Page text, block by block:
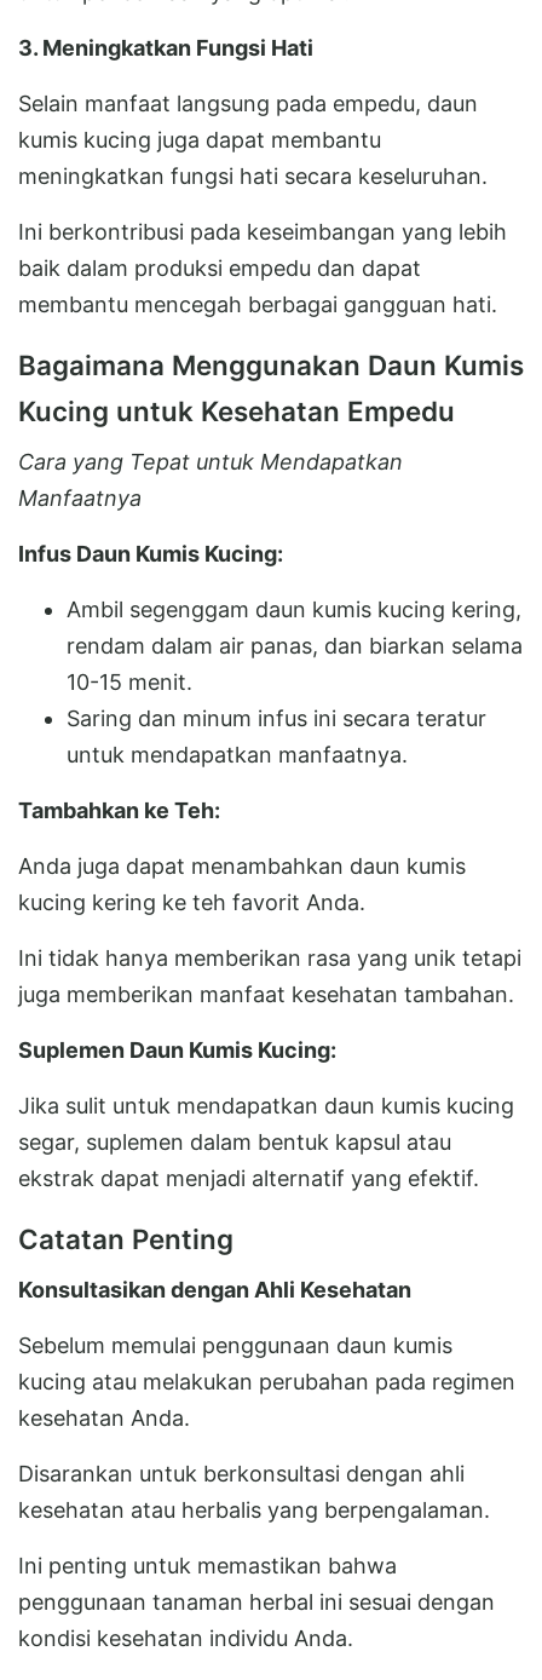
3. Meningkatkan Fungsi Hati
Selain manfaat langsung pada empedu, daun
kumis kucing juga dapat membantu
meningkatkan fungsi hati secara keseluruhan.
Ini berkontribusi pada keseimbangan yang lebih
baik dalam produksi empedu dan dapat
membantu mencegah berbagai gangguan hati.
Bagaimana Menggunakan Daun Kumis
Kucing untuk Kesehatan Empedu
Cara yang Tepat untuk Mendapatkan
Manfaatnya
Infus Daun Kumis Kucing:
Ambil segenggam daun kumis kucing kering,
rendam dalam air panas, dan biarkan selama
10-15 menit.
Saring dan minum infus ini secara teratur
untuk mendapatkan manfaatnya.
Tambahkan ke Teh:
Anda juga dapat menambahkan daun kumis
kucing kering ke teh favorit Anda.
Ini tidak hanya memberikan rasa yang unik tetapi
juga memberikan manfaat kesehatan tambahan.
Suplemen Daun Kumis Kucing:
Jika sulit untuk mendapatkan daun kumis kucing
segar, suplemen dalam bentuk kapsul atau
ekstrak dapat menjadi alternatif yang efektif.
Catatan Penting
Konsultasikan dengan Ahli Kesehatan
Sebelum memulai penggunaan daun kumis
kucing atau melakukan perubahan pada regimen
kesehatan Anda.
Disarankan untuk berkonsultasi dengan ahli
kesehatan atau herbalis yang berpengalaman.
Ini penting untuk memastikan bahwa
penggunaan tanaman herbal ini sesuai dengan
kondisi kesehatan individu Anda.